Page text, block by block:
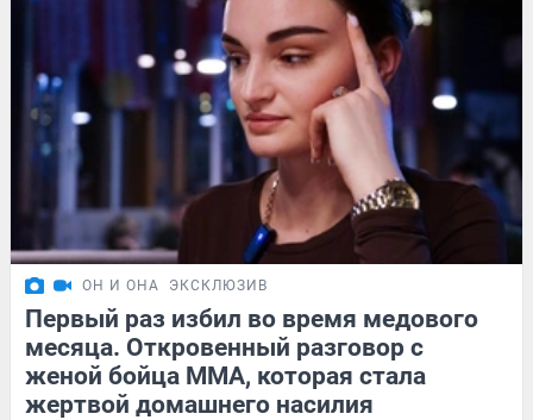
ОН И ОНА ЭКСКЛЮЗИВ
Первый раз избил во время медового
месяца. Откровенный разговор с
женой бойца ММА, которая стала
жертвой домашнего насилия